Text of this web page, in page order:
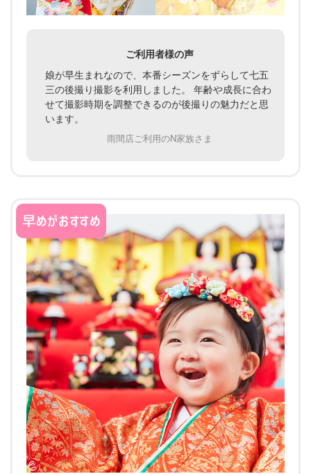
ご利用者様の声
娘が早生まれなので、本番シーズンをずらして七五
三の後撮り撮影を利用しました。 年齢や成長に合わ
せて撮影時期を調整できるのが後撮りの魅力だと思
います。
雨間店ご利用のN家族さま